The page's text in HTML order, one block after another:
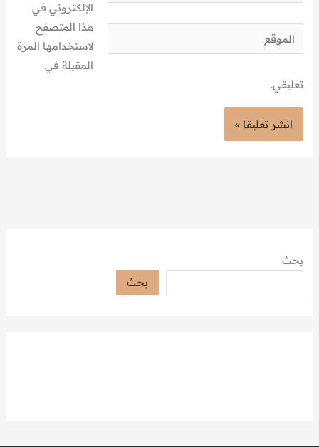
الموقع
الإلكتروني في
هذا المتصفح
لاستخدامها المرة
المقبلة في
تعليقي.
بحث
بحث